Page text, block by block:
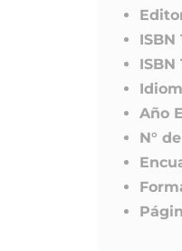
ISBN
ISBN
Año
N°